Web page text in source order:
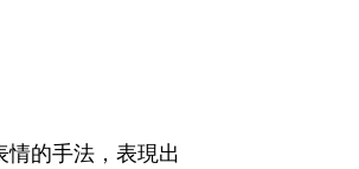
的手法，表現出